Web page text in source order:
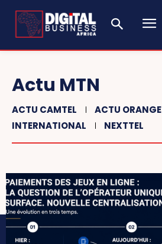
Actu MTN
ACTU CAMTEL
ACTU ORANGE
INTERNATIONAL
NEXTTEL